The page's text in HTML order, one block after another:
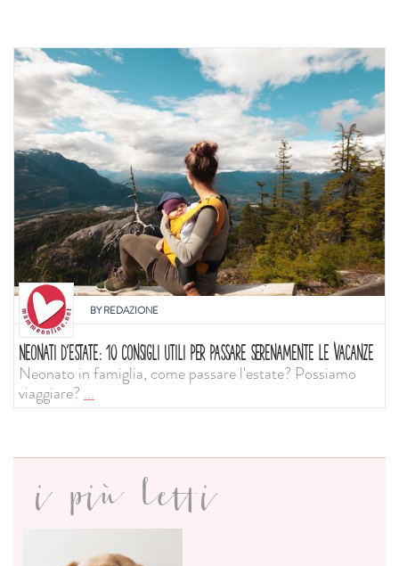
BYREDAZIONE
NEONATI D'ESTATE: 10 CONSIGLI UTILI PER PASSARE SERENAMENTE LE VACANZE
Neonato in famiglia, come passare l'estate? Possiamo
viaggiare?...
i più letti